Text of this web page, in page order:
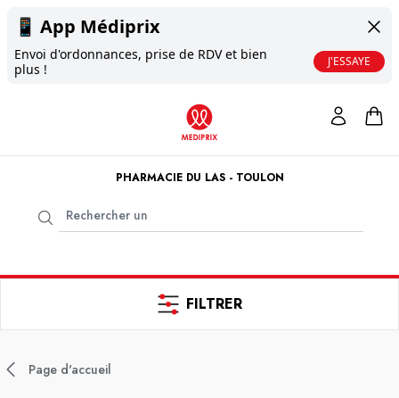
📱 App Médiprix
Envoi d'ordonnances, prise de RDV et bien
plus !
J'ESSAYE
PHARMACIE DU LAS - TOULON
FILTRER
Page d'accueil